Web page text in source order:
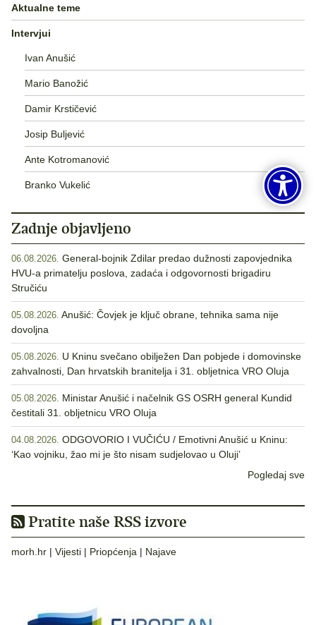
Aktualne teme
Intervjui
Ivan Anušić
Mario Banožić
Damir Krstičević
Josip Buljević
Ante Kotromanović
Branko Vukelić
Zadnje objavljeno
06.08.2026. General-bojnik Zdilar predao dužnosti zapovjednika
HVU-a primatelju poslova, zadaća i odgovornosti brigadiru
Stručiću
05.08.2026. Anušić: Čovjek je ključ obrane, tehnika sama nije
dovoljna
05.08.2026. U Kninu svečano obilježen Dan pobjede i domovinske
zahvalnosti, Dan hrvatskih branitelja i 31. obljetnica VRO Oluja
05.08.2026. Ministar Anušić i načelnik GS OSRH general Kundid
čestitali 31. obljetnicu VRO Oluja
04.08.2026. ODGOVORIO I VUČIĆU / Emotivni Anušić u Kninu:
‘Kao vojniku, žao mi je što nisam sudjelovao u Oluji’
Pogledaj sve
Pratite naše RSS izvore
morh.hr | Vijesti | Priopćenja | Najave